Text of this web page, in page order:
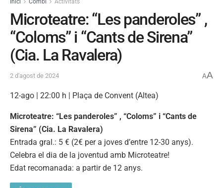
Microteatre: “Les panderoles” ,
“Coloms” i “Cants de Sirena”
(Cia. La Ravalera)
2 d'agost de 2024 AA
12-ago | 22:00 h | Plaça de Convent (Altea)
Microteatre: “Les panderoles” , “Coloms” i “Cants de
Sirena” (Cia. La Ravalera)
Entrada gral.: 5 € (2€ per a joves d’entre 12-30 anys).
Celebra el dia de la joventud amb Microteatre!
Edat recomanada: a partir de 12 anys.